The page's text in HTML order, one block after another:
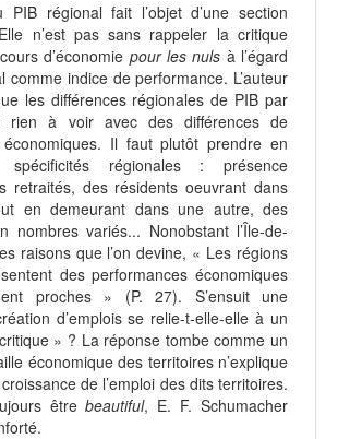
régional fait l’objet d’une section
n’est pas sans rappeler la critique
d’économie pour les nuls à l’égard
comme indice de performance. L’auteur
les différences régionales de PIB par
rien à voir avec des différences de
économiques. Il faut plutôt prendre en
régionales : présence
retraités, des résidents oeuvrant dans
en demeurant dans une autre, des
nombres variés... Nonobstant l’Île-de-
raisons que l’on devine, « Les régions
des performances économiques
proches » (P. 27). S’ensuit une
d’emplois se relie-t-elle-elle à un
» ? La réponse tombe comme un
économique des territoires n’explique
de l’emploi des dits territoires.
êtrebeautiful, E. F. Schumacher